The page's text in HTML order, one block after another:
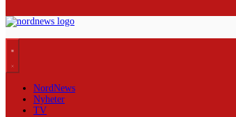
NordNews
Nyheter
TV